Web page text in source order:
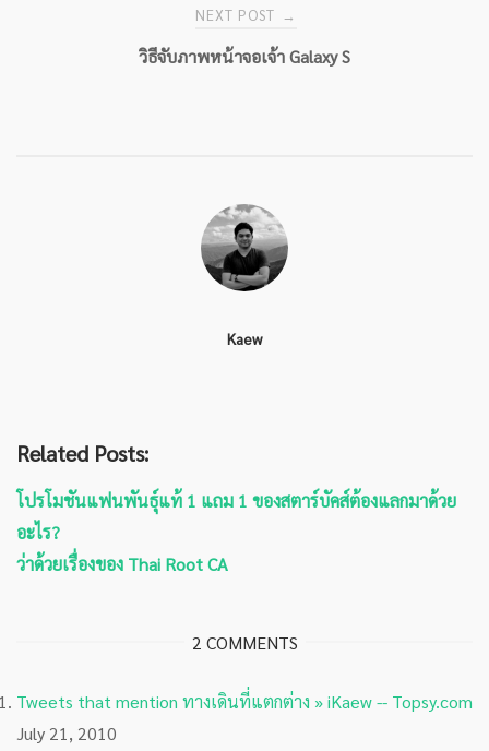
NEXT POST →
วิธีจับภาพหน้าจอเจ้า Galaxy S
Kaew
Related Posts:
โปรโมชันแฟนพันธุ์แท้ 1 แถม 1 ของสตาร์บัคส์ต้องแลกมาด้วย
อะไร?
ว่าด้วยเรื่องของ Thai Root CA
2 COMMENTS
Tweets that mention ทางเดินที่แตกต่าง » iKaew -- Topsy.com
July 21, 2010